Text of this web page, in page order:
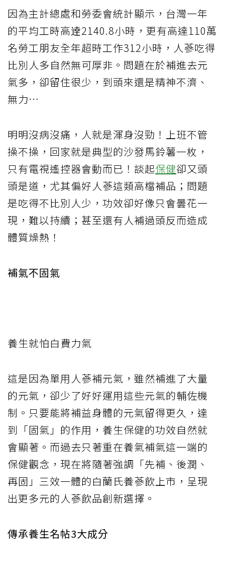
因為主計總處和勞委會統計顯示，台灣一年
的平均工時高逹2140.8小時，更有高達110萬
名勞工朋友全年超時工作312小時，人蔘吃得
比別人多自然無可厚非。問題在於補進去元
氣多，卻留住很少，到頭來還是精神不濟、
無力…
明明沒病沒痛，人就是渾身沒勁！上班不管
操不操，回家就是典型的沙發馬鈴薯一枚，
只有電視遙控器會動而已！談起保健卻又頭
頭是道，尤其偏好人蔘這類高檔補品；問題
是吃得不比別人少，功效卻好像只會曇花一
現，難以持續；甚至還有人補過頭反而造成
體質燥熱！
補氣不固氣
養生就怕白費力氣
這是因為單用人蔘補元氣，雖然補進了大量
的元氣，卻少了好好運用這些元氣的輔佐機
制。只要能將補益身體的元氣留得更久，達
到「固氣」的作用，養生保健的功效自然就
會顯著。而過去只著重在養氣補氣這一端的
保健觀念，現在將隨著強調「先補、後潤、
再固」三效一體的白蘭氏養蔘飲上市，呈現
出更多元的人蔘飲品創新選擇。
傳承養生名帖3大成分